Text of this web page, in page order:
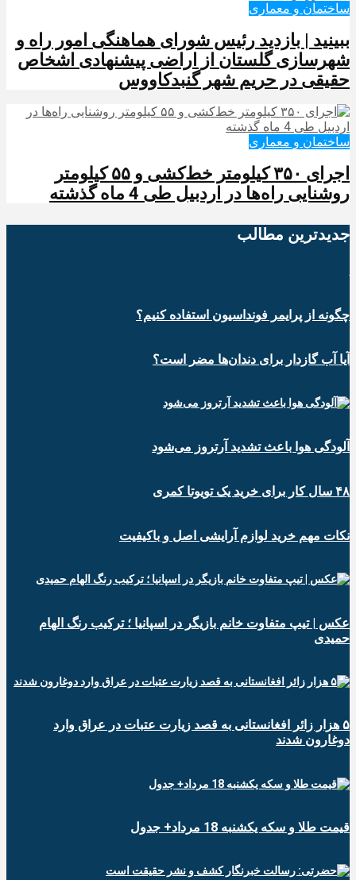
ساختمان و معماری
ببینید | بازدید رئیس شورای هماهنگی امور راه و
شهرسازی گلستان از اراضی پیشنهادی اشخاص
حقیقی در حریم شهر گنبدکاووس
ساختمان و معماری
اجرای ۳۵۰ کیلومتر خط‌کشی و ۵۵ کیلومتر
روشنایی راه‌ها در اردبیل طی 4 ماه گذشته
جدیدترین‌ مطالب
چگونه از پرایمر فونداسیون استفاده کنیم؟
آیا آب گازدار برای دندان‌ها مضر است؟
آلودگی هوا باعث تشدید آرتروز می‌شود
۴۸ سال کار برای خرید یک تویوتا کمری
نکات مهم خرید لوازم آرایشی اصل و باکیفیت
عکس | تیپ متفاوت خانم بازیگر در اسپانیا ؛ ترکیب رنگ الهام
حمیدی
۵ هزار زائر افغانستانی به قصد زیارت عتبات در عراق وارد
دوغارون شدند
قیمت طلا و سکه یکشنبه 18 مرداد+ جدول